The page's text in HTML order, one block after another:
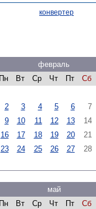
конвертер
февраль
Пн
Вт Ср Чт Пт Сб
2
3 4 5 6 7
9
10 11 12 13 14
16
17 18 19 20 21
23
24 25 26 27 28
май
Пн
Вт Ср Чт Пт Сб